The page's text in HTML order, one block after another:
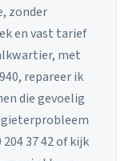
zonder
en vast tarief
met
repareer ik
die gevoelig
37 42 of kijk